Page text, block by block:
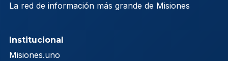
La red de información más grande de Misiones
Institucional
Misiones.uno